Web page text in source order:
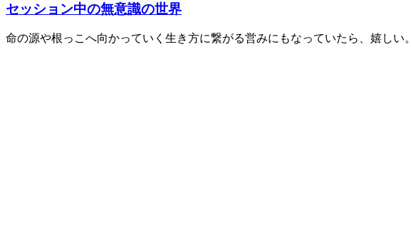
セッション中の無意識の世界
命の源や根っこへ向かっていく生き方に繋がる営みにもなっていたら、嬉しい。